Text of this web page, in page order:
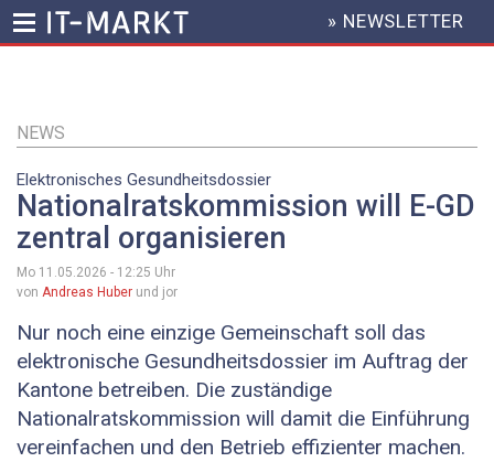
Inhalt
HEADER
MENU
» NEWSLETTER
NEWS
Elektronisches Gesundheitsdossier
Nationalratskommission will E-GD
zentral organisieren
Mo 11.05.2026 - 12:25 Uhr
von Andreas Huber und jor
Nur noch eine einzige Gemeinschaft soll das
elektronische Gesundheitsdossier im Auftrag der
Kantone betreiben. Die zuständige
Nationalratskommission will damit die Einführung
vereinfachen und den Betrieb effizienter machen.